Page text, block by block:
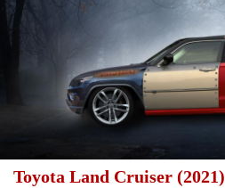
Toyota Land Cruiser (2021)